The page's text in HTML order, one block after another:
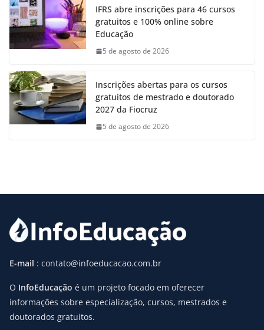
IFRS abre inscrições para 46 cursos
gratuitos e 100% online sobre
Educação
5 de agosto de 2026
Inscrições abertas para os cursos
gratuitos de mestrado e doutorado
2027 da Fiocruz
5 de agosto de 2026
E-mail : contato@infoeducacao.com.br
O InfoEducação é um projeto focado em oferecer
informações sobre especialização, cursos, mestrados e
doutorados gratuitos.